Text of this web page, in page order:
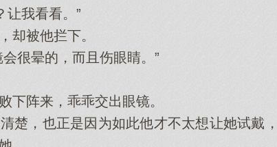
让我看看。”
被他拦下。
很晕的，而且伤眼睛。”
阵来，乖乖交出眼镜。
，也正是因为如此他才不太想让她试戴